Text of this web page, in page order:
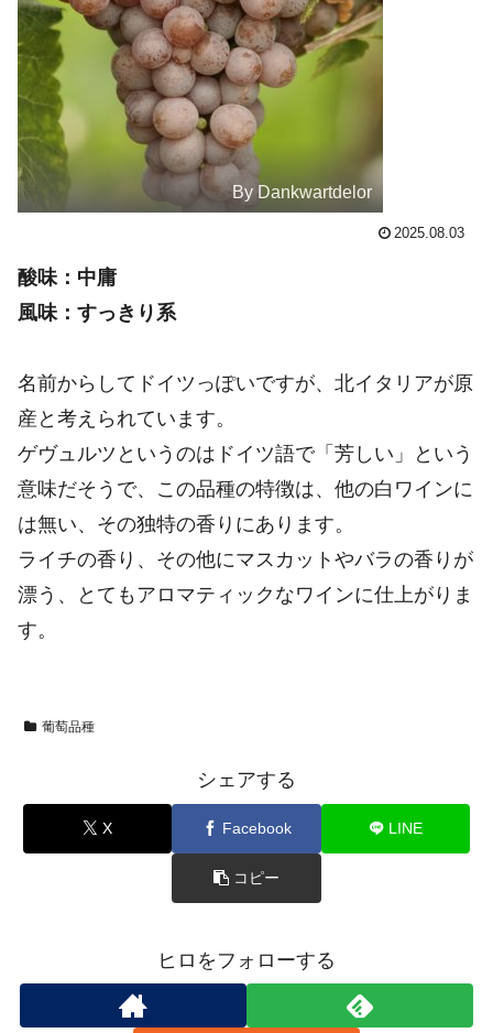
By Dankwartdelor
2025.08.03
酸味：中庸
風味：すっきり系
名前からしてドイツっぽいですが、北イタリアが原
産と考えられています。
ゲヴュルツというのはドイツ語で「芳しい」という
意味だそうで、この品種の特徴は、他の白ワインに
は無い、その独特の香りにあります。
ライチの香り、その他にマスカットやバラの香りが
漂う、とてもアロマティックなワインに仕上がりま
す。
葡萄品種
シェアする
X Facebook LINE
コピー
ヒロをフォローする